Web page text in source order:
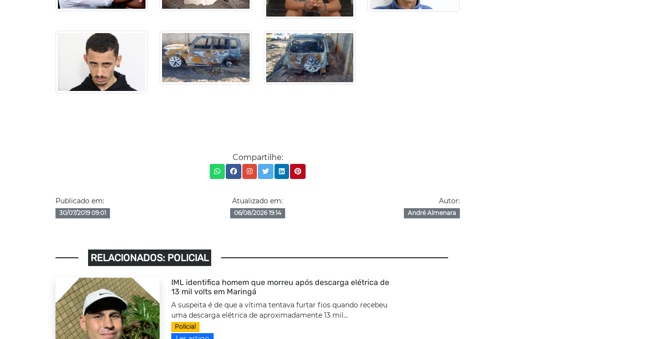
Compartilhe:
Publicado em:
30/07/2019 09:01
Atualizado em:
06/08/2026 19:14
Autor:
André Almenara
RELACIONADOS: POLICIAL
IML identifica homem que morreu após descarga elétrica de
13 mil volts em Maringá
A suspeita é de que a vítima tentava furtar fios quando recebeu
uma descarga elétrica de aproximadamente 13 mil...
Policial